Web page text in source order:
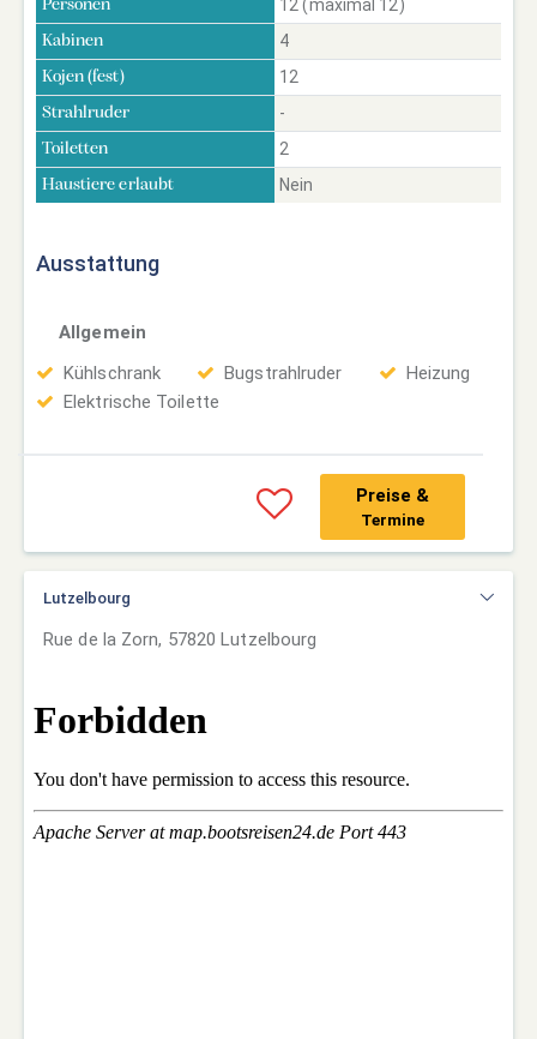
Personen 12 (maximal 12)
Kabinen 4
Kojen (fest) 12
Strahlruder -
Toiletten 2
Haustiere erlaubt Nein
Ausstattung
Allgemein
Kühlschrank
Bugstrahlruder
Heizung
Elektrische Toilette
Preise &
Termine
Lutzelbourg
Rue de la Zorn, 57820 Lutzelbourg